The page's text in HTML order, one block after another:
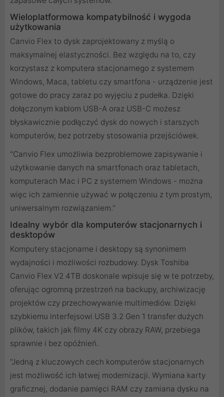
Wieloplatformowa kompatybilność i wygoda
użytkowania
Canvio Flex to dysk zaprojektowany z myślą o
maksymalnej elastyczności. Bez względu na to, czy
korzystasz z komputera stacjonarnego z systemem
Windows, Maca, tabletu czy smartfona - urządzenie jest
gotowe do pracy zaraz po wyjęciu z pudełka. Dzięki
dołączonym kablom USB-A oraz USB-C możesz
błyskawicznie podłączyć dysk do nowych i starszych
komputerów, bez potrzeby stosowania przejściówek.
"Canvio Flex umożliwia bezproblemowe zapisywanie i
użytkowanie danych na smartfonach oraz tabletach,
komputerach Mac i PC z systemem Windows - można
więc ich zamiennie używać w połączeniu z tym prostym,
uniwersalnym rozwiązaniem."
Idealny wybór dla komputerów stacjonarnych i
desktopów
Komputery stacjonarne i desktopy są synonimem
wydajności i możliwości rozbudowy. Dysk Toshiba
Canvio Flex V2 4TB doskonale wpisuje się w te potrzeby,
oferując ogromną przestrzeń na backupy, archiwizację
projektów czy przechowywanie multimediów. Dzięki
szybkiemu interfejsowi USB 3.2 Gen 1 transfer dużych
plików, takich jak filmy 4K czy obrazy RAW, przebiega
sprawnie i bez opóźnień.
"Jedną z kluczowych cech komputerów stacjonarnych
jest możliwość ich łatwej modernizacji. Wymiana karty
graficznej, dodanie pamięci RAM czy zamiana dysku na